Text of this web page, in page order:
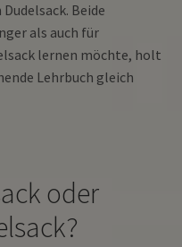
Beide
als auch für
lernen möchte, holt
Lehrbuch gleich
oder